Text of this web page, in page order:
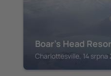
Boar's Head
Charlottesville, 14 srpna